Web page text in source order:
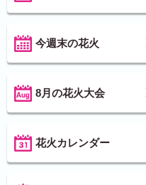
今週末の花火
8月の花火大会
花火カレンダー